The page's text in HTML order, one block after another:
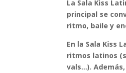
La Sala Kiss
principal se
ritmo, baile y
En la Sala Kiss
ritmos latinos
vals…).